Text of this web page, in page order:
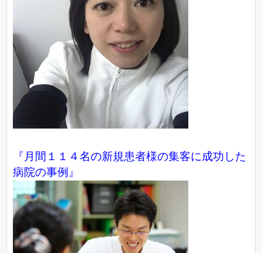
『月間１１４名の新規患者様の集客に成功した
病院の事例』